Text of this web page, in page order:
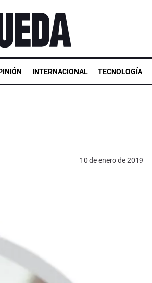
INTERNACIONAL TECNOLOGÍA
10 de enero de 2019